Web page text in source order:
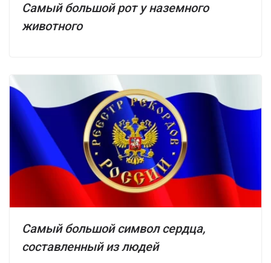
Самый большой рот у наземного
животного
Самый большой символ сердца,
составленный из людей